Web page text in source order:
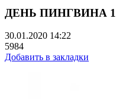
ДЕНЬ ПИНГВИНА 1
30.01.2020 14:22
5984
Добавить в закладки